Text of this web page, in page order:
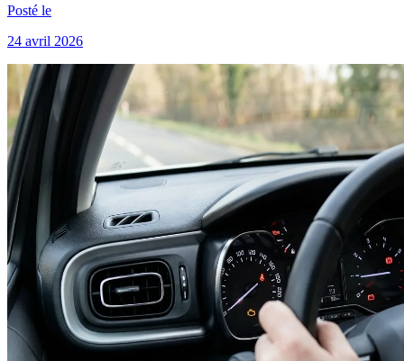
Posté le
24 avril 2026